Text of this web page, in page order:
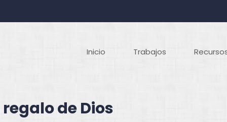
de Dios
Inicio Trabajos